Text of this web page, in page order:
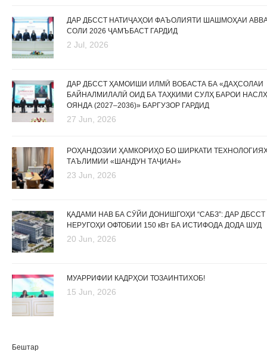
ДАР ДБССТ НАТИҶАҲОИ ФАЪОЛИЯТИ ШАШМОҲАИ
СОЛИ 2026 ҶАМЪБАСТ ГАРДИД
2 Jul, 2026
ДАР ДБССТ ҲАМОИШИ ИЛМӢ ВОБАСТА БА «ДАҲСОЛАИ
БАЙНАЛМИЛАЛӢ ОИД БА ТАҲКИМИ СУЛҲ БАРОИ
ОЯНДА (2027–2036)» БАРГУЗОР ГАРДИД
27 Jun, 2026
РОҲАНДОЗИИ ҲАМКОРИҲО БО ШИРКАТИ
ТАЪЛИМИИ «ШАНДУН ТАҶИАН»
23 Jun, 2026
ҚАДАМИ НАВ БА СӮЙИ ДОНИШГОҲИ “САБЗ”: ДАР ДБССТ
НЕРУГОҲИ ОФТОБИИ 150 кВт БА ИСТИФОДА ДОДА ШУД
20 Jun, 2026
МУАРРИФИИ КАДРҲОИ ТОЗАИНТИХОБ!
15 Jun, 2026
Бештар